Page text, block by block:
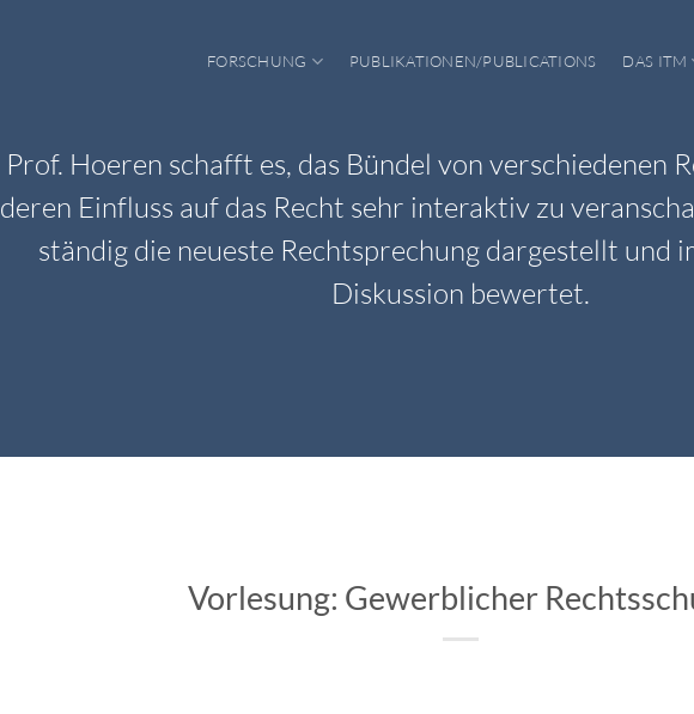
FORSCHUNG PUBLIKATIONEN/PUBLICATIONS DAS ITM
Prof. Hoeren schafft es, das Bündel von verschiedenen
deren Einfluss auf das Recht sehr interaktiv zu
ständig die neueste Rechtsprechung dargestellt und
Diskussion bewertet.
Vorlesung: Gewerblicher